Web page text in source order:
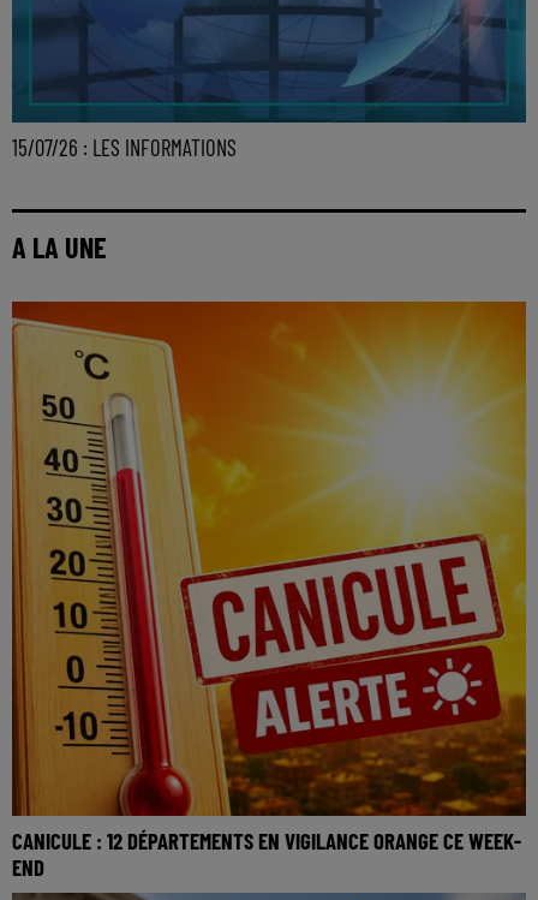
15/07/26 : LES INFORMATIONS
A LA UNE
CANICULE : 12 DÉPARTEMENTS EN VIGILANCE ORANGE CE WEEK-
END